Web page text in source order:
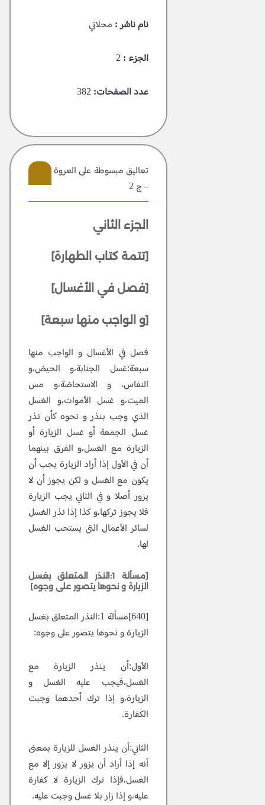
نام ناشر : محلاتي
الجزء :2
عدد الصفحات:382
تعاليق مبسوطة علی العروة الوثقی
– ج 2
الجزء الثاني
[تتمة كتاب الطهارة]
[فصل في الأغسال]
[و الواجب منها سبعة]
فصل في الأغسال و الواجب منها
سبعة:غسل الجنابة،و الحيض،و
النفاس، و الاستحاضة،و مس
الميت،و غسل الأموات،و الغسل
الذي وجب بنذر و نحوه كأن نذر
غسل الجمعة أو غسل الزيارة أو
الزيارة مع الغسل،و الفرق بينهما
أن في الأول إذا أراد الزيارة يجب أن
يكون مع الغسل و لكن يجوز أن لا
يزور أصلا و في الثاني يجب الزيارة
فلا يجوز تركها،و كذا إذا نذر الغسل
لسائر الأعمال التي يستحب الغسل
لها.
[مسألة 1:النذر المتعلق بغسل
الزيارة و نحوها يتصور على وجوه]
[640]مسألة 1:النذر المتعلق بغسل
الزيارة و نحوها يتصور على وجوه:
الأول:أن ينذر الزيارة مع
الغسل،فيجب عليه الغسل و
الزيارة،و إذا ترك أحدهما وجبت
الكفارة.
الثاني:أن ينذر الغسل للزيارة بمعنى
أنه إذا أراد أن يزور لا يزور إلا مع
الغسل،فإذا ترك الزيارة لا كفارة
عليه،و إذا زار بلا غسل وجبت عليه.